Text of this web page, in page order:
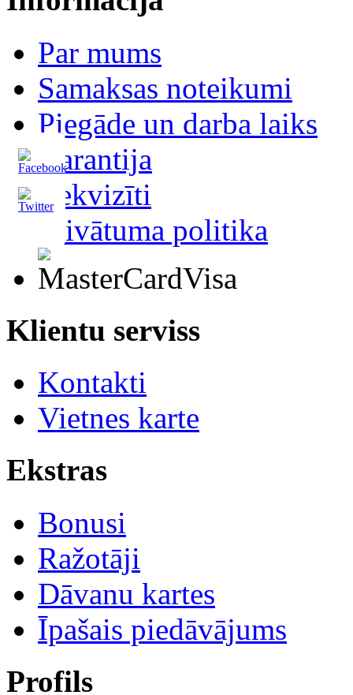
Par mums
Samaksas noteikumi
Piegāde un darba laiks
Garantija
Rekvizīti
Privātuma politika
Klientu serviss
Kontakti
Vietnes karte
Ekstras
Bonusi
Ražotāji
Dāvanu kartes
Īpašais piedāvājums
Profils